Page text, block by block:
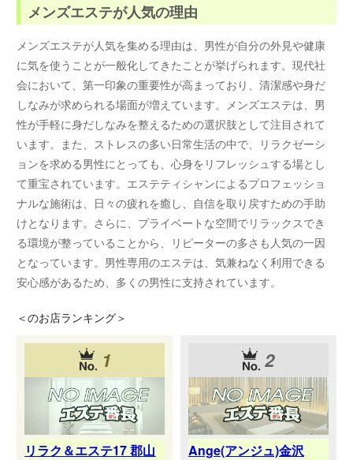
メンズエステが人気の理由
メンズエステが人気を集める理由は、男性が自分の外見や健康
に気を使うことが一般化してきたことが挙げられます。現代社
会において、第一印象の重要性が高まっており、清潔感や身だ
しなみが求められる場面が増えています。メンズエステは、男
性が手軽に身だしなみを整えるための選択肢として注目されて
います。また、ストレスの多い日常生活の中で、リラクゼーシ
ョンを求める男性にとっても、心身をリフレッシュする場とし
て重宝されています。エステティシャンによるプロフェッショ
ナルな施術は、日々の疲れを癒し、自信を取り戻すための手助
けとなります。さらに、プライベートな空間でリラックスでき
る環境が整っていることから、リピーターの多さも人気の一因
となっています。男性専用のエステは、気兼ねなく利用できる
安心感があるため、多くの男性に支持されています。
＜のお店ランキング＞
1
リラク＆エステ17 郡山
2
Ange(アンジュ)金沢